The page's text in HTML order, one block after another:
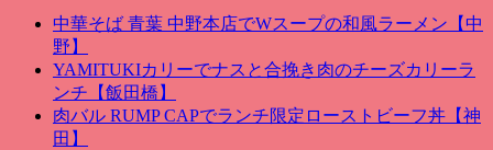
中華そば 青葉 中野本店でWスープの和風ラーメン【中
野】
YAMITUKIカリーでナスと合挽き肉のチーズカリーラ
ンチ【飯田橋】
肉バル RUMP CAPでランチ限定ローストビーフ丼【神
田】